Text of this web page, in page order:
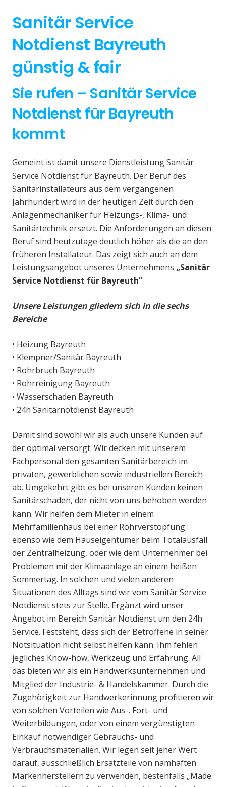
Sanitär Service
Notdienst Bayreuth
günstig & fair
Sie rufen – Sanitär Service
Notdienst für Bayreuth
kommt
Gemeint ist damit unsere Dienstleistung Sanitär
Service Notdienst für Bayreuth. Der Beruf des
Sanitärinstallateurs aus dem vergangenen
Jahrhundert wird in der heutigen Zeit durch den
Anlagenmechaniker für Heizungs-, Klima- und
Sanitärtechnik ersetzt. Die Anforderungen an diesen
Beruf sind heutzutage deutlich höher als die an den
früheren Installateur. Das zeigt sich auch an dem
Leistungsangebot unseres Unternehmens „Sanitär
Service Notdienst für Bayreuth“.
Unsere Leistungen gliedern sich in die sechs
Bereiche
• Heizung Bayreuth
• Klempner/Sanitär Bayreuth
• Rohrbruch Bayreuth
• Rohrreinigung Bayreuth
• Wasserschaden Bayreuth
• 24h Sanitärnotdienst Bayreuth
Damit sind sowohl wir als auch unsere Kunden auf
der optimal versorgt. Wir decken mit unserem
Fachpersonal den gesamten Sanitärbereich im
privaten, gewerblichen sowie industriellen Bereich
ab. Umgekehrt gibt es bei unseren Kunden keinen
Sanitärschaden, der nicht von uns behoben werden
kann. Wir helfen dem Mieter in einem
Mehrfamilienhaus bei einer Rohrverstopfung
ebenso wie dem Hauseigentümer beim Totalausfall
der Zentralheizung, oder wie dem Unternehmer bei
Problemen mit der Klimaanlage an einem heißen
Sommertag. In solchen und vielen anderen
Situationen des Alltags sind wir vom Sanitär Service
Notdienst stets zur Stelle. Ergänzt wird unser
Angebot im Bereich Sanitär Notdienst um den 24h
Service. Feststeht, dass sich der Betroffene in seiner
Notsituation nicht selbst helfen kann. Ihm fehlen
jegliches Know-how, Werkzeug und Erfahrung. All
das bieten wir als ein Handwerksunternehmen und
Mitglied der Industrie- & Handelskammer. Durch die
Zugehörigkeit zur Handwerkerinnung profitieren wir
von solchen Vorteilen wie Aus-, Fort- und
Weiterbildungen, oder von einem vergünstigten
Einkauf notwendiger Gebrauchs- und
Verbrauchsmaterialien. Wir legen seit jeher Wert
darauf, ausschließlich Ersatzteile von namhaften
Markenherstellern zu verwenden, bestenfalls „Made